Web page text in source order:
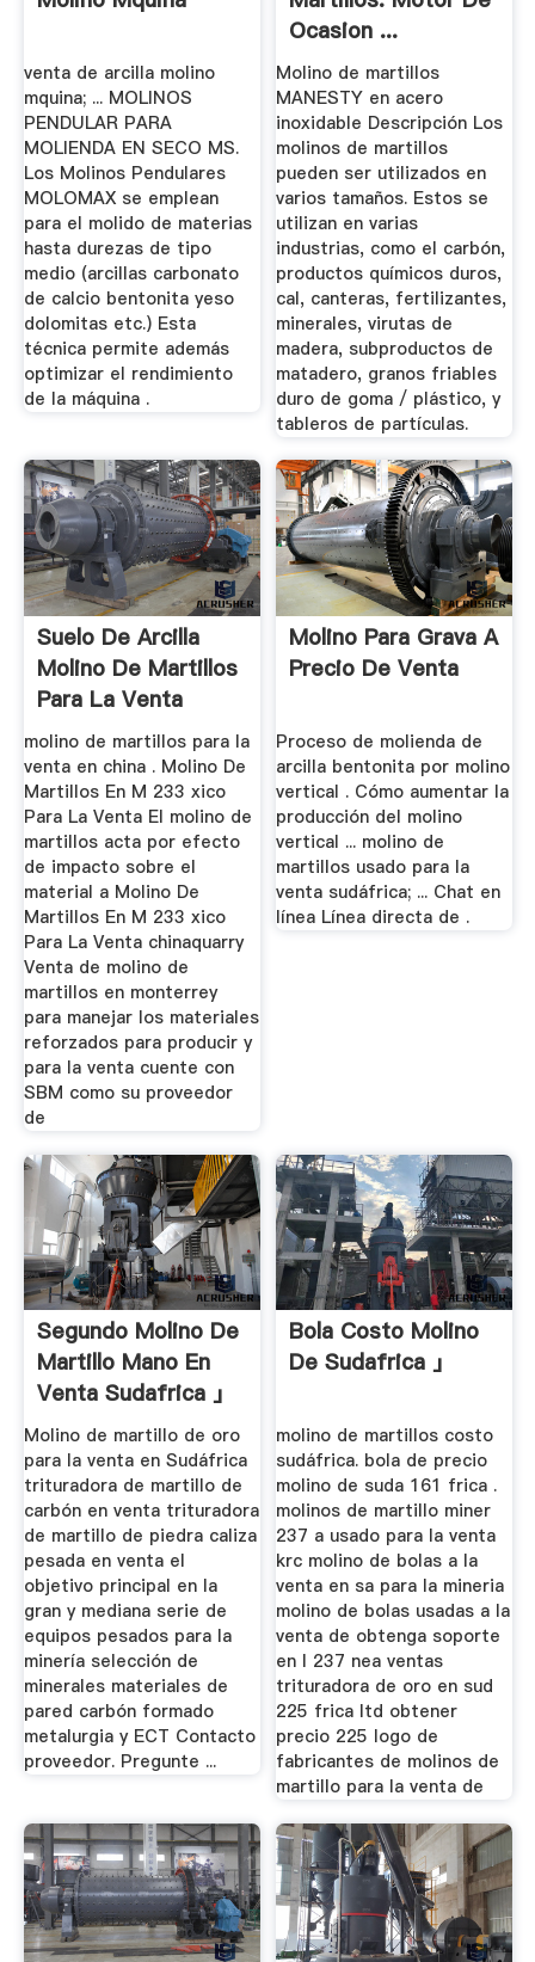
venta de arcilla molino
mquina; ... MOLINOS
PENDULAR PARA
MOLIENDA EN SECO MS.
Los Molinos Pendulares
MOLOMAX se emplean
para el molido de materias
hasta durezas de tipo
medio (arcillas carbonato
de calcio bentonita yeso
dolomitas etc.) Esta
técnica permite además
optimizar el rendimiento
de la máquina .
Ocasion ...
Molino de martillos
MANESTY en acero
inoxidable Descripción Los
molinos de martillos
pueden ser utilizados en
varios tamaños. Estos se
utilizan en varias
industrias, como el carbón,
productos químicos duros,
cal, canteras, fertilizantes,
minerales, virutas de
madera, subproductos de
matadero, granos friables
duro de goma / plástico, y
tableros de partículas.
Suelo De Arcilla
Molino De Martillos
Para La Venta
Sudáfrica
molino de martillos para la
venta en china . Molino De
Martillos En M 233 xico
Para La Venta El molino de
martillos acta por efecto
de impacto sobre el
material a Molino De
Martillos En M 233 xico
Para La Venta chinaquarry
Venta de molino de
martillos en monterrey
para manejar los materiales
reforzados para producir y
para la venta cuente con
SBM como su proveedor
de
Molino Para Grava A
Precio De Venta
Proceso de molienda de
arcilla bentonita por molino
vertical . Cómo aumentar la
producción del molino
vertical ... molino de
martillos usado para la
venta sudáfrica; ... Chat en
línea Línea directa de .
Segundo Molino De
Martillo Mano En
Venta Sudafrica 」
Molino de martillo de oro
para la venta en Sudáfrica
trituradora de martillo de
carbón en venta trituradora
de martillo de piedra caliza
pesada en venta el
objetivo principal en la
gran y mediana serie de
equipos pesados para la
minería selección de
minerales materiales de
pared carbón formado
metalurgia y ECT Contacto
proveedor. Pregunte ...
Bola Costo Molino
De Sudafrica 」
molino de martillos costo
sudáfrica. bola de precio
molino de suda 161 frica .
molinos de martillo miner
237 a usado para la venta
krc molino de bolas a la
venta en sa para la mineria
molino de bolas usadas a la
venta de obtenga soporte
en l 237 nea ventas
trituradora de oro en sud
225 frica ltd obtener
precio 225 logo de
fabricantes de molinos de
martillo para la venta de